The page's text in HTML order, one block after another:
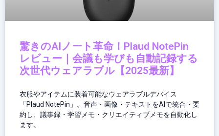
驚きのAIノート革命！Plaud NotePin
レビュー｜会議も学びも自動記録する
次世代ウェアラブル【2025最新】
衣服やアイテムに装着可能なウェアラブルデバイス
「Plaud NotePin」。音声・画像・テキストをAIで統合・要
約し、議事録・学習メモ・クリエイティブメモを自動化し
ます。